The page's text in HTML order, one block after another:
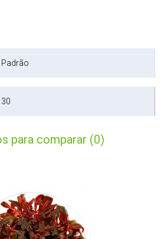
para comparar (0)